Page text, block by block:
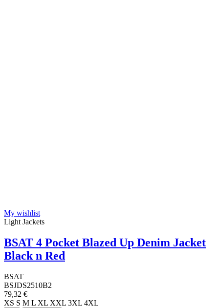
My wishlist
Light Jackets
BSAT 4 Pocket Blazed Up Denim Jacket
Black n Red
BSAT
BSJDS2510B2
79,32 €
XS S M L XL XXL 3XL 4XL